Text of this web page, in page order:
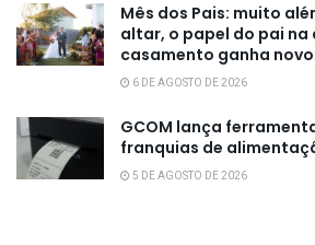
Mês dos Pais: muito
altar, o papel do pai na
casamento ganha
6 DE AGOSTO DE 2026
GCOM lança
franquias de
5 DE AGOSTO DE 2026